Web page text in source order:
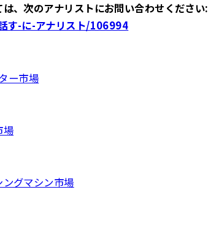
、次のアナリストにお問い合わせください:
-に-アナリスト/106994
ー市場
場
グマシン市場